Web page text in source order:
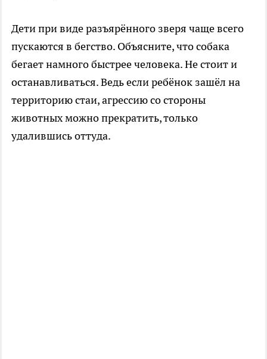
Дети при виде разъярённого зверя чаще всего
пускаются в бегство. Объясните, что собака
бегает намного быстрее человека. Не стоит и
останавливаться. Ведь если ребёнок зашёл на
территорию стаи, агрессию со стороны
животных можно прекратить, только
удалившись оттуда.